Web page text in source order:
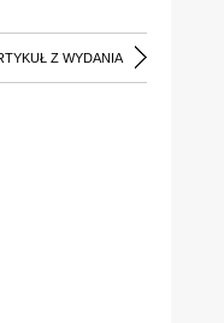
Z WYDANIA